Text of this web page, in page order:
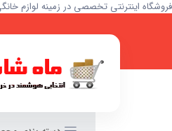
فروشگاه اینترنتی تخصصی در زمینه لوازم